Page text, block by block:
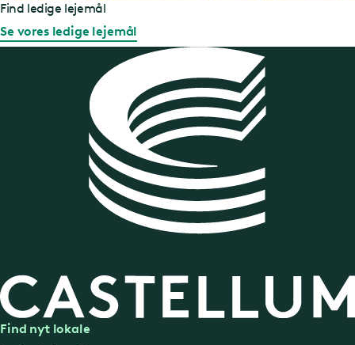
Find ledige lejemål
Se vores ledige lejemål
Find nyt lokale